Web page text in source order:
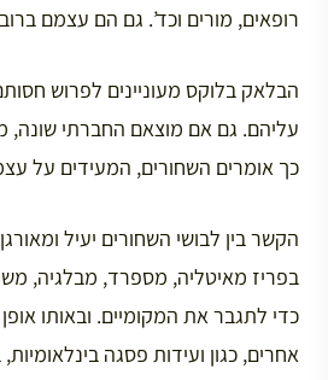
רופאים, מורים וכד’. גם הם עצמם
הבלאק בלוקס מעוניינים לפרוש
עליהם. גם אם מוצאם החברתי שונה,
כך אומרים השחורים, המעידים על
הקשר בין לבושי השחורים יעיל
בפריז מאיטליה, מספרד, מבלגיה,
כדי לתגבר את המקומיים. ובאותו
אחרים, כגון ועידות פסגה